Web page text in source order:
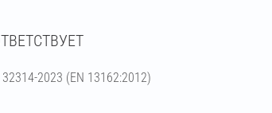
2023 (ЕN 13162:2012)